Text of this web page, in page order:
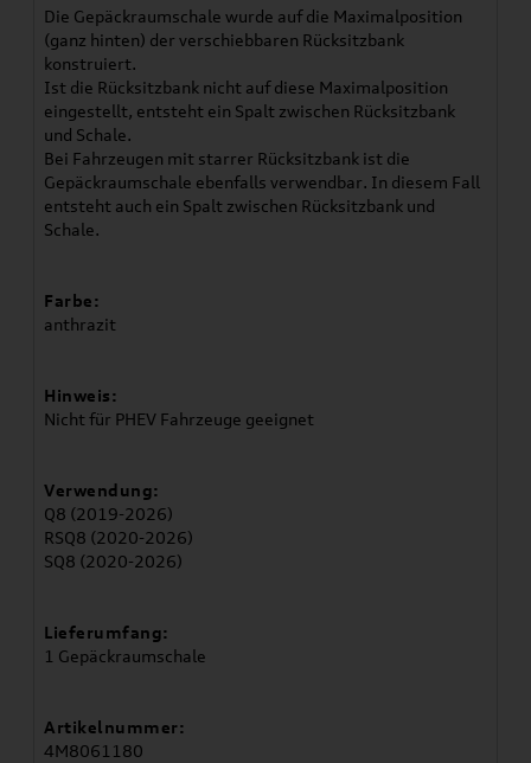
Die Gepäckraumschale wurde auf die Maximalposition
(ganz hinten) der verschiebbaren Rücksitzbank
konstruiert.
Ist die Rücksitzbank nicht auf diese Maximalposition
eingestellt, entsteht ein Spalt zwischen Rücksitzbank
und Schale.
Bei Fahrzeugen mit starrer Rücksitzbank ist die
Gepäckraumschale ebenfalls verwendbar. In diesem Fall
entsteht auch ein Spalt zwischen Rücksitzbank und
Schale.
Farbe:
anthrazit
Hinweis:
Nicht für PHEV Fahrzeuge geeignet
Verwendung:
Q8 (2019-2026)
RSQ8 (2020-2026)
SQ8 (2020-2026)
Lieferumfang:
1 Gepäckraumschale
Artikelnummer:
4M8061180